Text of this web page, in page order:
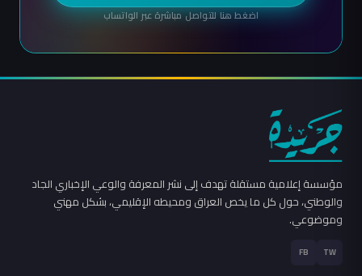
اضغط هنا للتواصل مباشرة عبر الواتساب
مؤسسة إعلامية مستقلة تهدف إلى نشر المعرفة والوعي الإخباري الجاد
والوطني، حول كل ما يخص العراق ومحيطه الإقليمي، بشكل مهني
وموضوعي.
TW
FB